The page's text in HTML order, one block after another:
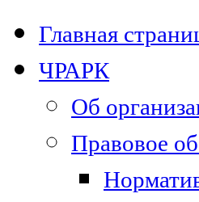
Главная
ЧРАРК
Об
Правовое